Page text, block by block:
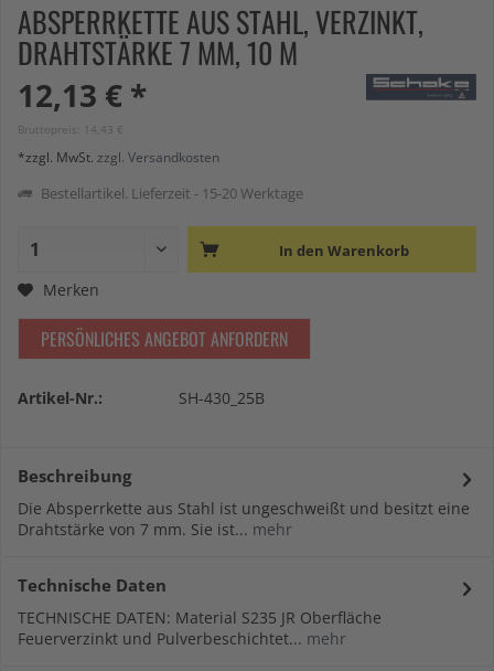
ABSPERRKETTE AUS STAHL, VERZINKT,
DRAHTSTÄRKE 7 MM, 10 M
12,13 € *
Bruttopreis: 14,43 €
*zzgl. MwSt. zzgl. Versandkosten
Bestellartikel. Lieferzeit - 15-20 Werktage
In den Warenkorb
Merken
PERSÖNLICHES ANGEBOT ANFORDERN
Artikel-Nr.: SH-430_25B
Beschreibung
Die Absperrkette aus Stahl ist ungeschweißt und besitzt eine
Drahtstärke von 7 mm. Sie ist... mehr
Technische Daten
TECHNISCHE DATEN: Material S235 JR Oberfläche
Feuerverzinkt und Pulverbeschichtet... mehr